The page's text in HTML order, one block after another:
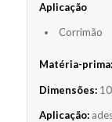
Aplicação
Corrimão
Matéria-prima:
Dimensões:
Aplicação: